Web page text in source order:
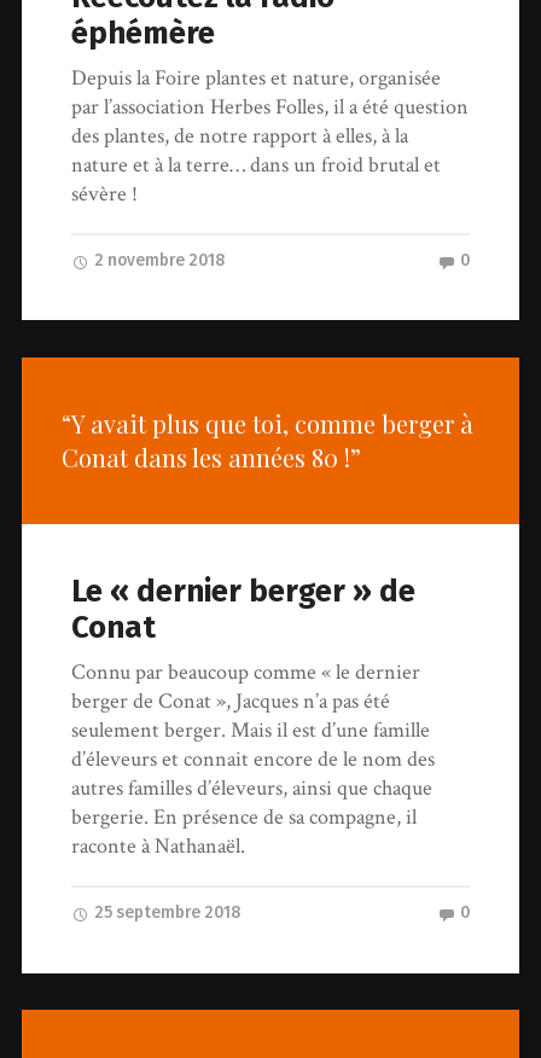
éphémère
Depuis la Foire plantes et nature, organisée
par l’association Herbes Folles, il a été question
des plantes, de notre rapport à elles, à la
nature et à la terre… dans un froid brutal et
sévère !
2 novembre 2018 0
“Y avait plus que toi, comme berger à
Conat dans les années 80 !”
Le « dernier berger » de
Conat
Connu par beaucoup comme « le dernier
berger de Conat », Jacques n’a pas été
seulement berger. Mais il est d’une famille
d’éleveurs et connait encore de le nom des
autres familles d’éleveurs, ainsi que chaque
bergerie. En présence de sa compagne, il
raconte à Nathanaël.
25 septembre 2018 0